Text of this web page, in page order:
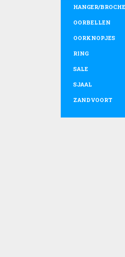
HANGER/BROCHE
OORBELLEN
OORKNOPJES
RING
SALE
SJAAL
ZANDVOORT